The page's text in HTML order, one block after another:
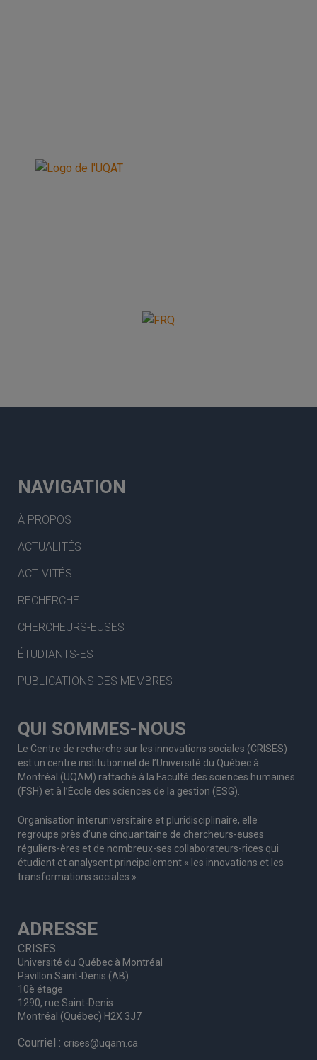
NAVIGATION
À PROPOS
ACTUALITÉS
ACTIVITÉS
RECHERCHE
CHERCHEURS-EUSES
ÉTUDIANTS-ES
PUBLICATIONS DES MEMBRES
QUI SOMMES-NOUS
Le Centre de recherche sur les innovations sociales (CRISES)
est un centre institutionnel de l’Université du Québec à
Montréal (UQAM) rattaché à la Faculté des sciences humaines
(FSH) et à l’École des sciences de la gestion (ESG).
Organisation interuniversitaire et pluridisciplinaire, elle
regroupe près d’une cinquantaine de chercheurs-euses
réguliers-ères et de nombreux-ses collaborateurs-rices qui
étudient et analysent principalement « les innovations et les
transformations sociales ».
ADRESSE
CRISES
Université du Québec à Montréal
Pavillon Saint-Denis (AB)
10è étage
1290, rue Saint-Denis
Montréal (Québec) H2X 3J7
Courriel : crises@uqam.ca